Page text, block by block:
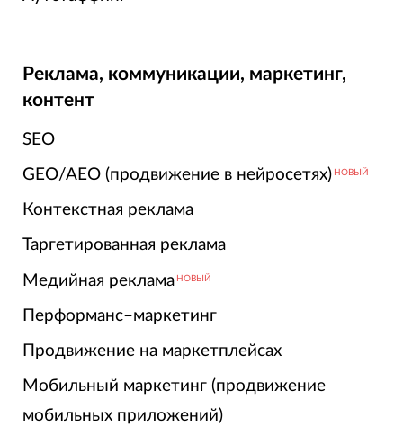
Реклама, коммуникации, маркетинг,
контент
SEO
GEO/AEO (продвижение в нейросетях) НОВЫЙ
Контекстная реклама
Таргетированная реклама
Медийная реклама НОВЫЙ
Перформанс–маркетинг
Продвижение на маркетплейсах
Мобильный маркетинг (продвижение
мобильных приложений)